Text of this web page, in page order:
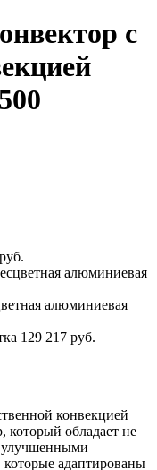
с
алюминиевая
алюминиевая
129 217 руб.
конвекцией
обладает не
улучшенными
адаптированы